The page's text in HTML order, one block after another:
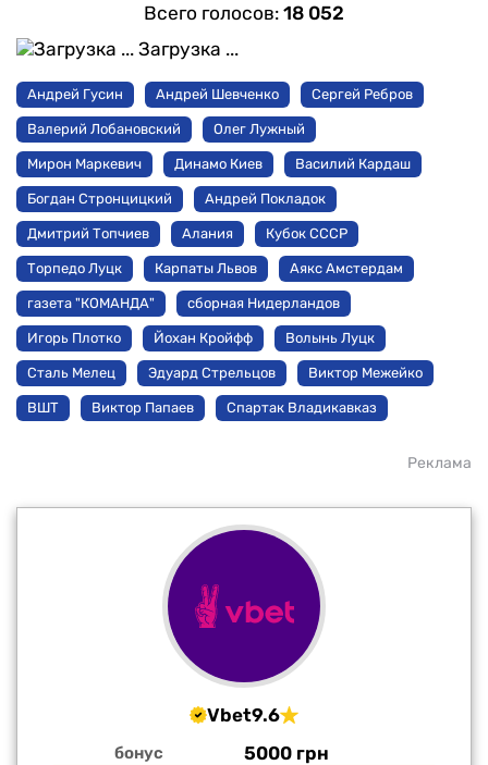
Всего голосов: 18 052
Загрузка ...
Андрей Гусин Андрей Шевченко Сергей Ребров
Валерий Лобановский Олег Лужный
Мирон Маркевич Динамо Киев Василий Кардаш
Богдан Стронцицкий Андрей Покладок
Дмитрий Топчиев Алания Кубок СССР
Торпедо Луцк Карпаты Львов Аякс Амстердам
газета "КОМАНДА" сборная Нидерландов
Игорь Плотко Йохан Кройфф Волынь Луцк
Сталь Мелец Эдуард Стрельцов Виктор Межейко
ВШТ Виктор Папаев Спартак Владикавказ
Реклама
Vbet9.6
бонус 5000 грн